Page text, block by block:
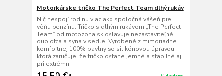
Motorkárske tričko The Perfect Team dlhý rukáv
Nič nespojí rodinu viac ako spoločná vášeň pre
vôňu benzínu. Tričko s dlhým rukávom „The Perfect
Team“ od motozona.sk oslavuje nezastaviteľné
duo otca a syna v sedle. Vyrobené z mimoriadne
komfortnej 100% bavlny so silikónovou úpravou,
ktorá zaručuje, že tričko ostane jemné a stabilné aj
pri extrémn